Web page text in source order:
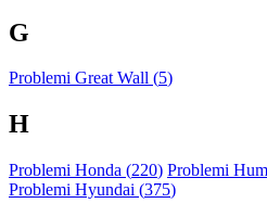
G
Problemi Great Wall (5)
H
Problemi Honda (220) Problemi
Problemi Hyundai (375)